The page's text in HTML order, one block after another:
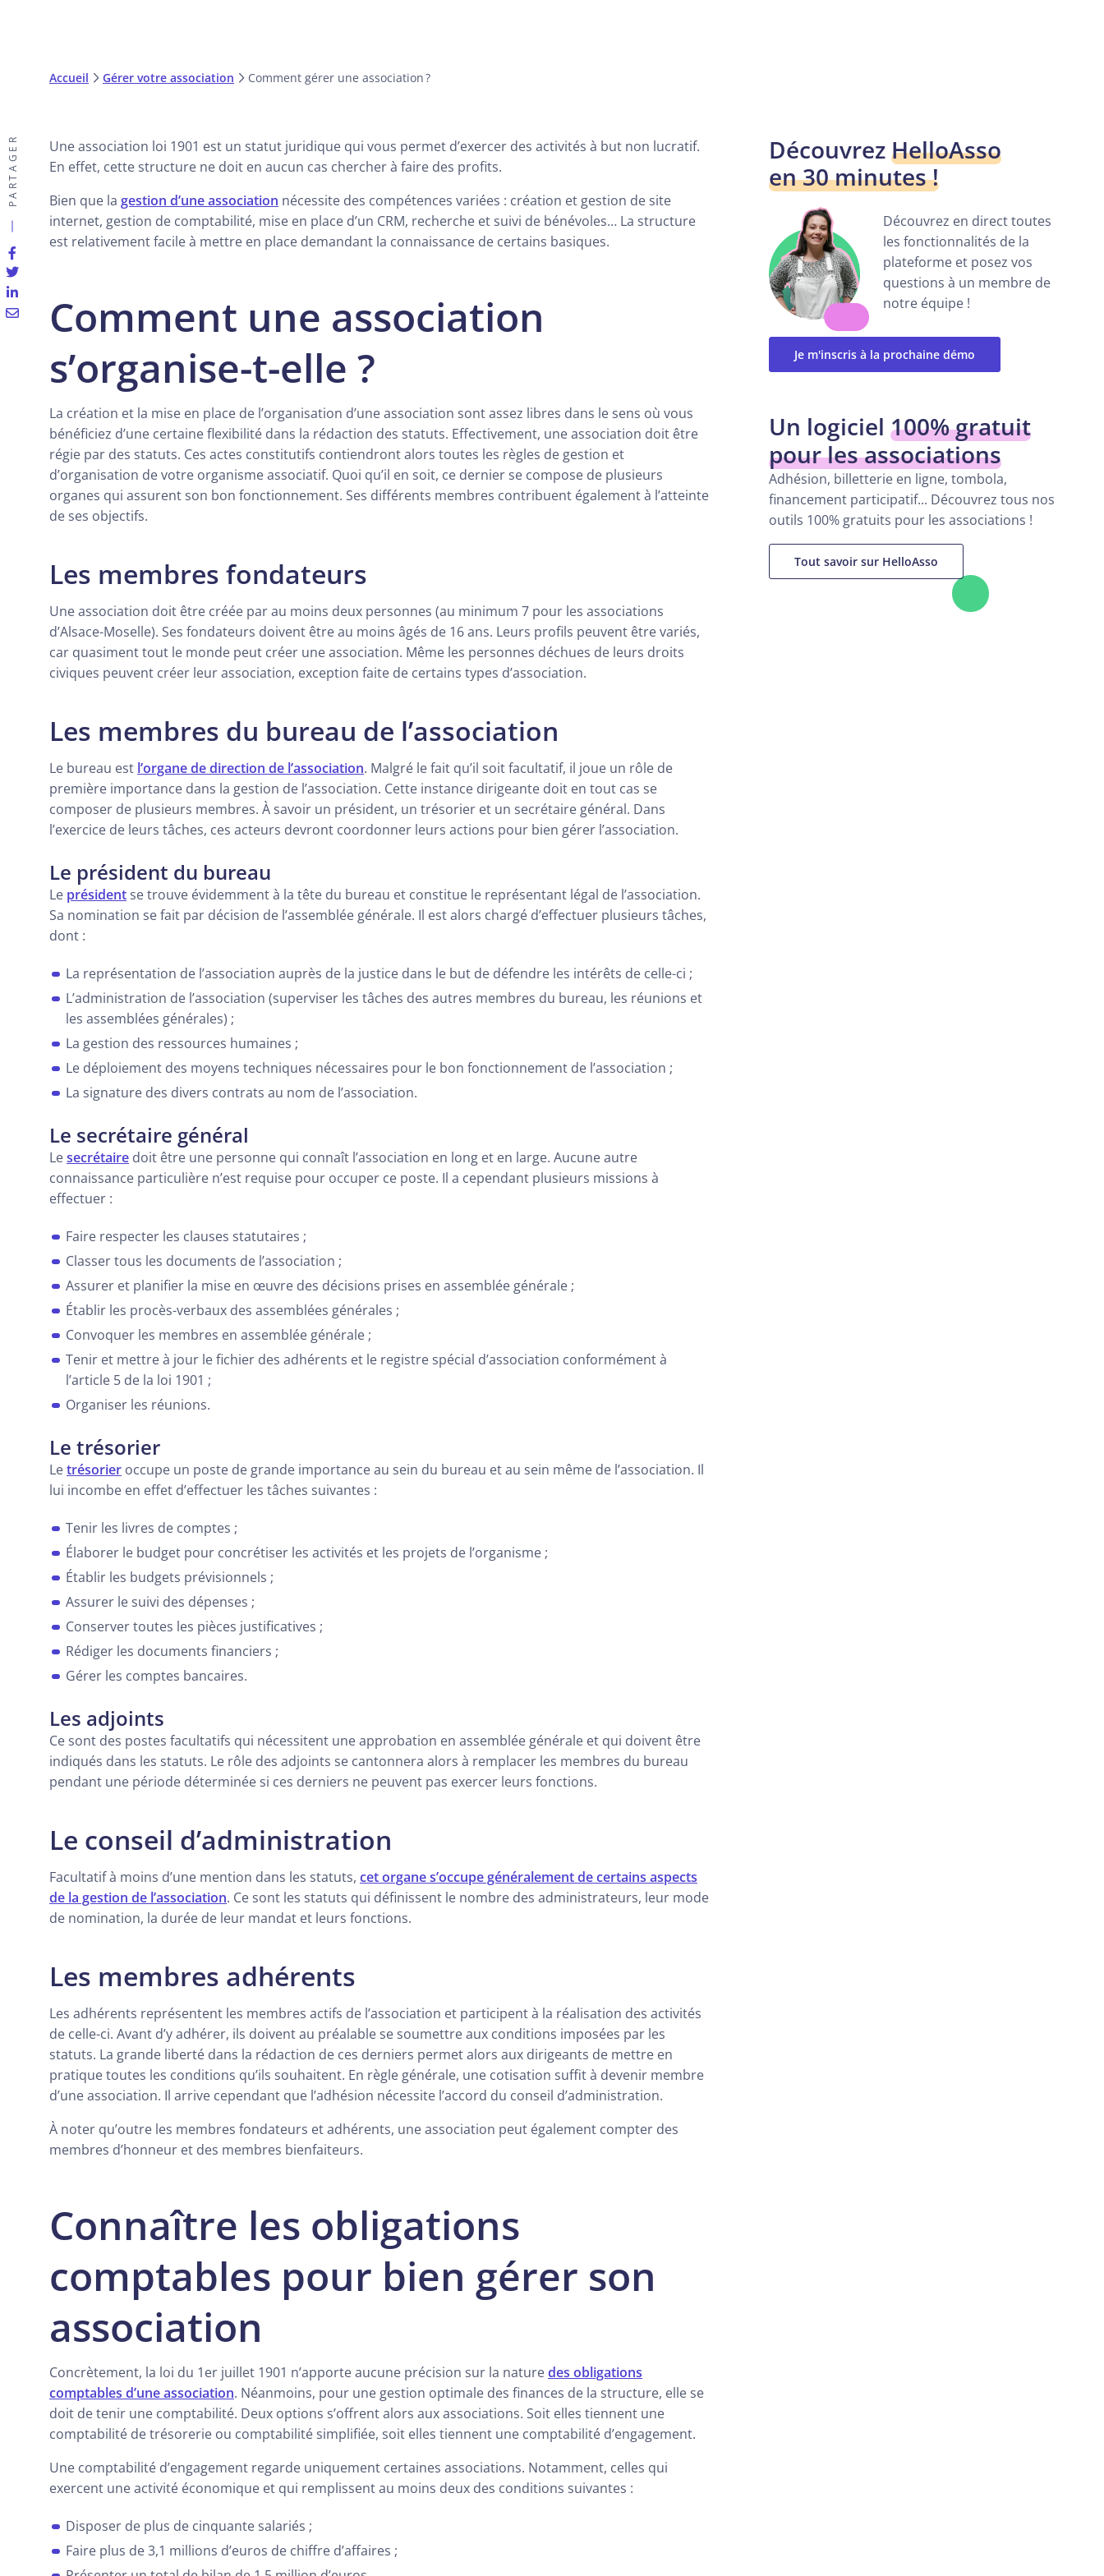
Accueil Gérer votre association Comment gérer une association ?
PARTAGER
Une association loi 1901 est un statut juridique qui vous permet d’exercer des activités à but non lucratif.
En effet, cette structure ne doit en aucun cas chercher à faire des profits.
Bien que la gestion d’une association nécessite des compétences variées : création et gestion de site
internet, gestion de comptabilité, mise en place d’un CRM, recherche et suivi de bénévoles… La structure
est relativement facile à mettre en place demandant la connaissance de certains basiques.
Comment une association
s’organise-t-elle ?
La création et la mise en place de l’organisation d’une association sont assez libres dans le sens où vous
bénéficiez d’une certaine flexibilité dans la rédaction des statuts. Effectivement, une association doit être
régie par des statuts. Ces actes constitutifs contiendront alors toutes les règles de gestion et
d’organisation de votre organisme associatif. Quoi qu’il en soit, ce dernier se compose de plusieurs
organes qui assurent son bon fonctionnement. Ses différents membres contribuent également à l’atteinte
de ses objectifs.
Les membres fondateurs
Une association doit être créée par au moins deux personnes (au minimum 7 pour les associations
d’Alsace-Moselle). Ses fondateurs doivent être au moins âgés de 16 ans. Leurs profils peuvent être variés,
car quasiment tout le monde peut créer une association. Même les personnes déchues de leurs droits
civiques peuvent créer leur association, exception faite de certains types d’association.
Les membres du bureau de l’association
Le bureau est l’organe de direction de l’association. Malgré le fait qu’il soit facultatif, il joue un rôle de
première importance dans la gestion de l’association. Cette instance dirigeante doit en tout cas se
composer de plusieurs membres. À savoir un président, un trésorier et un secrétaire général. Dans
l’exercice de leurs tâches, ces acteurs devront coordonner leurs actions pour bien gérer l’association.
Le président du bureau
Le président se trouve évidemment à la tête du bureau et constitue le représentant légal de l’association.
Sa nomination se fait par décision de l’assemblée générale. Il est alors chargé d’effectuer plusieurs tâches,
dont :
La représentation de l’association auprès de la justice dans le but de défendre les intérêts de celle-ci ;
L’administration de l’association (superviser les tâches des autres membres du bureau, les réunions et
les assemblées générales) ;
La gestion des ressources humaines ;
Le déploiement des moyens techniques nécessaires pour le bon fonctionnement de l’association ;
La signature des divers contrats au nom de l’association.
Le secrétaire général
Lesecrétaire doit être une personne qui connaît l’association en long et en large. Aucune autre
connaissance particulière n’est requise pour occuper ce poste. Il a cependant plusieurs missions à
effectuer :
Faire respecter les clauses statutaires ;
Classer tous les documents de l’association ;
Assurer et planifier la mise en œuvre des décisions prises en assemblée générale ;
Établir les procès-verbaux des assemblées générales ;
Convoquer les membres en assemblée générale ;
Tenir et mettre à jour le fichier des adhérents et le registre spécial d’association conformément à
l’article 5 de la loi 1901 ;
Organiser les réunions.
Le trésorier
Letrésorier occupe un poste de grande importance au sein du bureau et au sein même de l’association. Il
lui incombe en effet d’effectuer les tâches suivantes :
Tenir les livres de comptes ;
Élaborer le budget pour concrétiser les activités et les projets de l’organisme ;
Établir les budgets prévisionnels ;
Assurer le suivi des dépenses ;
Conserver toutes les pièces justificatives ;
Rédiger les documents financiers ;
Gérer les comptes bancaires.
Les adjoints
Ce sont des postes facultatifs qui nécessitent une approbation en assemblée générale et qui doivent être
indiqués dans les statuts. Le rôle des adjoints se cantonnera alors à remplacer les membres du bureau
pendant une période déterminée si ces derniers ne peuvent pas exercer leurs fonctions.
Le conseil d’administration
Facultatif à moins d’une mention dans les statuts, cet organe s’occupe généralement de certains aspects
de la gestion de l’association. Ce sont les statuts qui définissent le nombre des administrateurs, leur mode
de nomination, la durée de leur mandat et leurs fonctions.
Les membres adhérents
Les adhérents représentent les membres actifs de l’association et participent à la réalisation des activités
de celle-ci. Avant d’y adhérer, ils doivent au préalable se soumettre aux conditions imposées par les
statuts. La grande liberté dans la rédaction de ces derniers permet alors aux dirigeants de mettre en
pratique toutes les conditions qu’ils souhaitent. En règle générale, une cotisation suffit à devenir membre
d’une association. Il arrive cependant que l’adhésion nécessite l’accord du conseil d’administration.
À noter qu’outre les membres fondateurs et adhérents, une association peut également compter des
membres d’honneur et des membres bienfaiteurs.
Connaître les obligations
comptables pour bien gérer son
association
Concrètement, la loi du 1er juillet 1901 n’apporte aucune précision sur la naturedes obligations
comptables d’une association. Néanmoins, pour une gestion optimale des finances de la structure, elle se
doit de tenir une comptabilité. Deux options s’offrent alors aux associations. Soit elles tiennent une
comptabilité de trésorerie ou comptabilité simplifiée, soit elles tiennent une comptabilité d’engagement.
Une comptabilité d’engagement regarde uniquement certaines associations. Notamment, celles qui
exercent une activité économique et qui remplissent au moins deux des conditions suivantes :
Disposer de plus de cinquante salariés ;
Faire plus de 3,1 millions d’euros de chiffre d’affaires ;
DécouvrezHelloAsso
en 30 minutes !
Découvrez en direct toutes
les fonctionnalités de la
plateforme et posez vos
questions à un membre de
notre équipe !
Je m'inscris à la prochaine démo
Un logiciel 100% gratuit
pour les associations
Adhésion, billetterie en ligne, tombola,
financement participatif... Découvrez tous nos
outils 100% gratuits pour les associations !
Tout savoir sur HelloAsso